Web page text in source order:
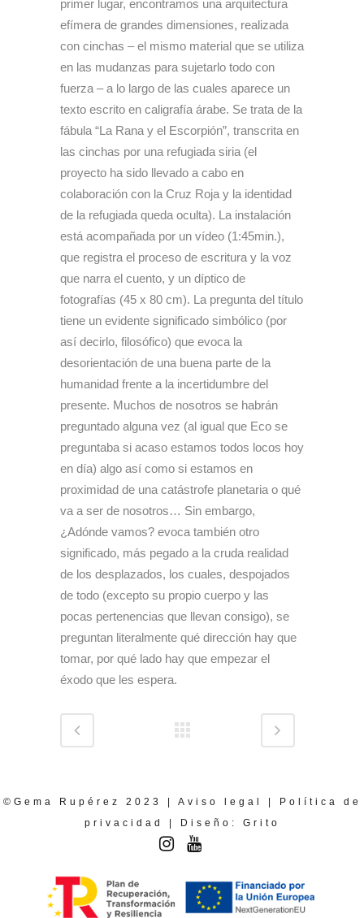
primer lugar, encontramos una arquitectura
efímera de grandes dimensiones, realizada
con cinchas – el mismo material que se utiliza
en las mudanzas para sujetarlo todo con
fuerza – a lo largo de las cuales aparece un
texto escrito en caligrafía árabe. Se trata de la
fábula “La Rana y el Escorpión”, transcrita en
las cinchas por una refugiada siria (el
proyecto ha sido llevado a cabo en
colaboración con la Cruz Roja y la identidad
de la refugiada queda oculta). La instalación
está acompañada por un vídeo (1:45min.),
que registra el proceso de escritura y la voz
que narra el cuento, y un díptico de
fotografías (45 x 80 cm). La pregunta del título
tiene un evidente significado simbólico (por
así decirlo, filosófico) que evoca la
desorientación de una buena parte de la
humanidad frente a la incertidumbre del
presente. Muchos de nosotros se habrán
preguntado alguna vez (al igual que Eco se
preguntaba si acaso estamos todos locos hoy
en día) algo así como si estamos en
proximidad de una catástrofe planetaria o qué
va a ser de nosotros… Sin embargo,
¿Adónde vamos? evoca también otro
significado, más pegado a la cruda realidad
de los desplazados, los cuales, despojados
de todo (excepto su propio cuerpo y las
pocas pertenencias que llevan consigo), se
preguntan literalmente qué dirección hay que
tomar, por qué lado hay que empezar el
éxodo que les espera.
©Gema Rupérez 2023 | Aviso legal
Política de
privacidad
| Diseño: Grito